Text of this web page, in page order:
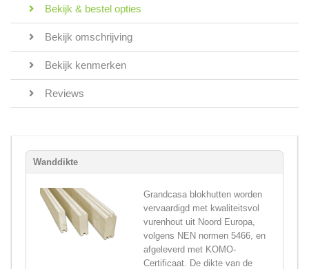
Bekijk & bestel opties
Bekijk omschrijving
Bekijk kenmerken
Reviews
Wanddikte
Grandcasa blokhutten worden
vervaardigd met kwaliteitsvol
vurenhout uit Noord Europa,
volgens NEN normen 5466, en
afgeleverd met KOMO-
Certificaat. De dikte van de